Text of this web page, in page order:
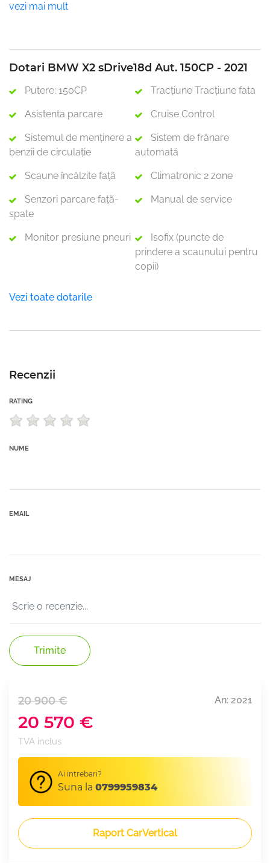
vezi mai mult
Dotari BMW X2 sDrive18d Aut. 150CP - 2021
Putere: 150CP Tracţiune Tracţiune fata
Asistenta parcare Cruise Control
Sistemul de menținere a
benzii de circulație
Sistem de frânare
automată
Scaune încălzite faţã Climatronic 2 zone
Senzori parcare faţã-
spate
Manual de service
Monitor presiune pneuri
Isofix (puncte de
prindere a scaunului pentru
copii)
Vezi toate dotarile
Recenzii
RATING
NUME
EMAIL
MESAJ
Trimite
20 900 €
20 570 €
TVA inclus
An: 2021
Ai intrebari?
Suna la 0799959834
Raport CarVertical